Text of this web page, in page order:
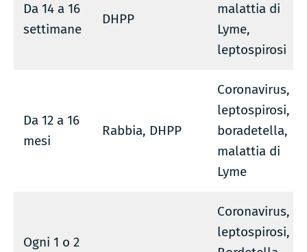
Da 14 a 16
settimane
DHPP
malattia di
Lyme,
leptospirosi
Da 12 a 16
mesi
Rabbia, DHPP
Coronavirus,
leptospirosi,
boradetella,
malattia di
Lyme
Ogni 1 o 2
Coronavirus,
leptospirosi,